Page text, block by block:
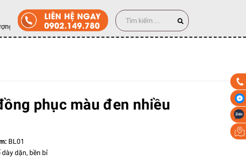
100 cái
phục màu đen nhiều
BL01
dày dặn, bền bỉ